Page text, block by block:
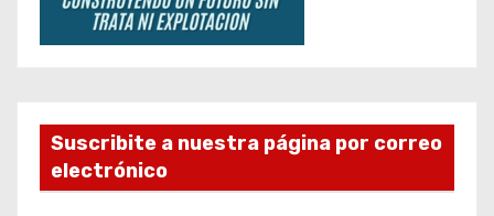
Suscribite a nuestra página por correo
electrónico